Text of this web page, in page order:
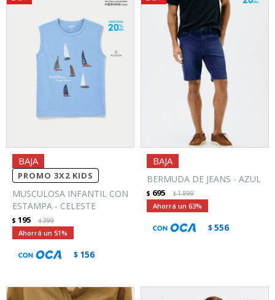
PROMO 3X2 KIDS
MUSCULOSA INFANTIL CON
ESTAMPA - CELESTE
$ 195 $399
51
$ 156
BERMUDA DE JEANS - AZUL
$ 695 $1.899
63
$556